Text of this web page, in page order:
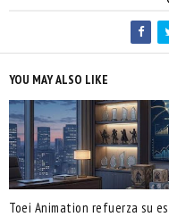
YOU MAY ALSO LIKE
Toei Animation refuerza su